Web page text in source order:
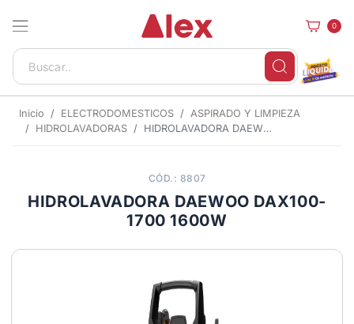
0
Inicio ELECTRODOMESTICOS
ASPIRADO Y LIMPIEZA
HIDROLAVADORAS
HIDROLAVADORA DAEWOO DAX100-1700 1600W
CÓD.: 8807
HIDROLAVADORA DAEWOO DAX100-
1700 1600W